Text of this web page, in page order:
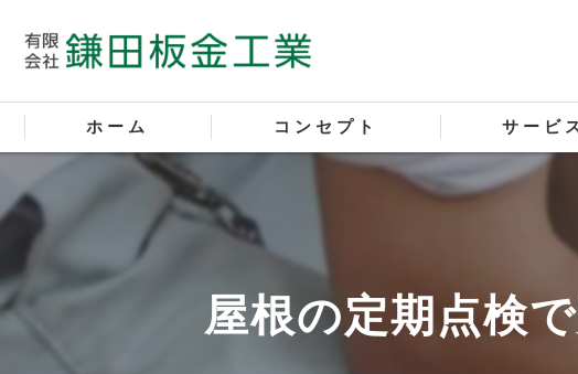
ホーム コンセプト サービ
屋根板金リフォ
塗装工事
屋根の定期点検